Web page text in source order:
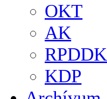
OKT
AK
RPDDK
KDP